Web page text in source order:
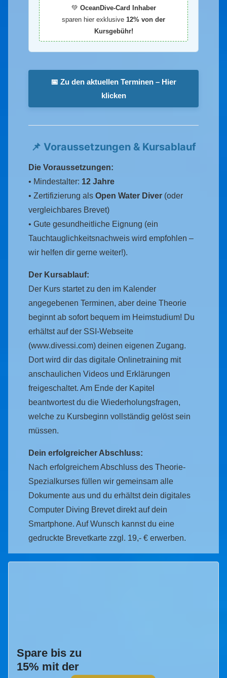
💚 OceanDive-Card Inhaber
sparen hier exklusive 12% von der
Kursgebühr!
📅 Zu den aktuellen Terminen – Hier
klicken
📌 Voraussetzungen & Kursablauf
Die Voraussetzungen:
• Mindestalter: 12 Jahre
• Zertifizierung als Open Water Diver (oder
vergleichbares Brevet)
• Gute gesundheitliche Eignung (ein
Tauchtauglichkeitsnachweis wird empfohlen –
wir helfen dir gerne weiter!).
Der Kursablauf:
Der Kurs startet zu den im Kalender
angegebenen Terminen, aber deine Theorie
beginnt ab sofort bequem im Heimstudium! Du
erhältst auf der SSI-Webseite
(www.divessi.com) deinen eigenen Zugang.
Dort wird dir das digitale Onlinetraining mit
anschaulichen Videos und Erklärungen
freigeschaltet. Am Ende der Kapitel
beantwortest du die Wiederholungsfragen,
welche zu Kursbeginn vollständig gelöst sein
müssen.
Dein erfolgreicher Abschluss:
Nach erfolgreichem Abschluss des Theorie-
Spezialkurses füllen wir gemeinsam alle
Dokumente aus und du erhältst dein digitales
Computer Diving Brevet direkt auf dein
Smartphone. Auf Wunsch kannst du eine
gedruckte Brevetkarte zzgl. 19,- € erwerben.
Spare bis zu
15% mit der